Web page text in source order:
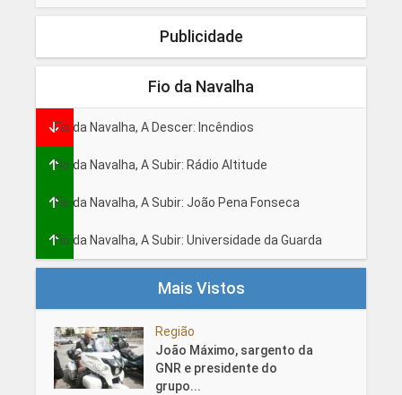
Publicidade
Fio da Navalha
Fio da Navalha, A Descer: Incêndios
Fio da Navalha, A Subir: Rádio Altitude
Fio da Navalha, A Subir: João Pena Fonseca
Fio da Navalha, A Subir: Universidade da Guarda
Mais Vistos
Região
João Máximo, sargento da
GNR e presidente do
grupo...